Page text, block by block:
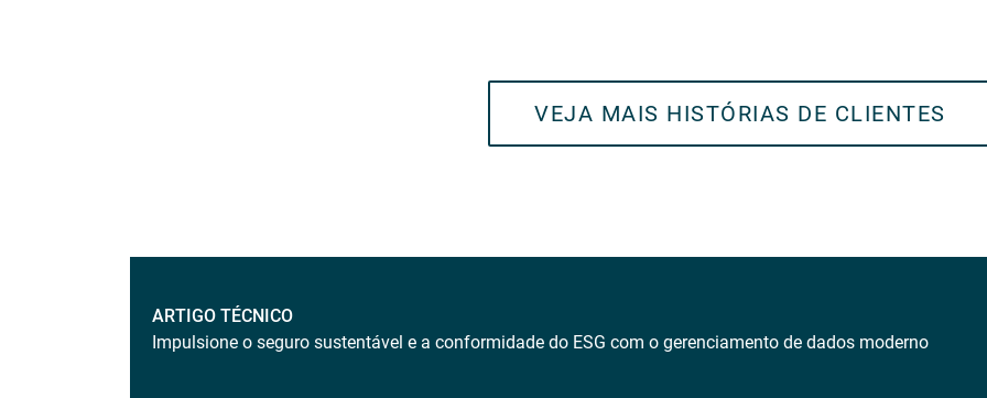
VEJA MAIS HISTÓRIAS DE CLIENTES
ARTIGO TÉCNICO
Impulsione o seguro sustentável e a conformidade do ESG com o gerenciamento de dados moderno